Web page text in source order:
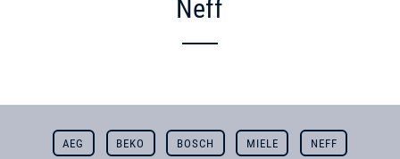
Neff
AEG BEKO BOSCH MIELE NEFF